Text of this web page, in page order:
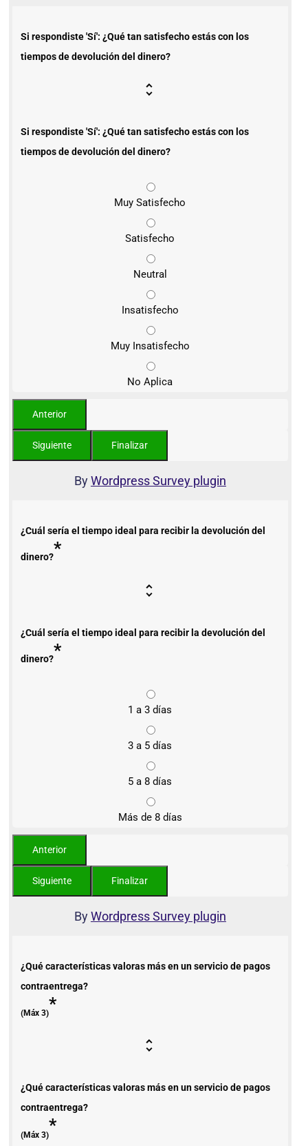
Si respondiste 'Sí': ¿Qué tan satisfecho estás con los
tiempos de devolución del dinero?
Si respondiste 'Sí': ¿Qué tan satisfecho estás con los
tiempos de devolución del dinero?
Muy Satisfecho
Satisfecho
Neutral
Insatisfecho
Muy Insatisfecho
No Aplica
ByWordpress Survey plugin
¿Cuál sería el tiempo ideal para recibir la devolución del
dinero?*
¿Cuál sería el tiempo ideal para recibir la devolución del
dinero?*
1 a 3 días
3 a 5 días
5 a 8 días
Más de 8 días
ByWordpress Survey plugin
¿Qué características valoras más en un servicio de pagos
contraentrega?
(Máx 3)*
¿Qué características valoras más en un servicio de pagos
contraentrega?
(Máx 3)*